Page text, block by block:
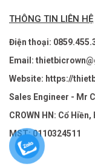
THÔNG TIN LIÊN HỆ
Điện thoại:
Email:
Website: https://
Sales Engineer - Mr
CROWN HN: Cổ
MST: 0110324511